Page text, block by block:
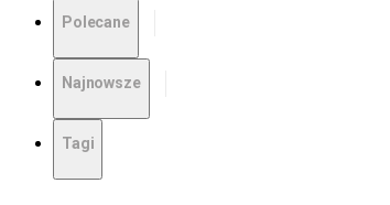
Polecane
Najnowsze
Tagi